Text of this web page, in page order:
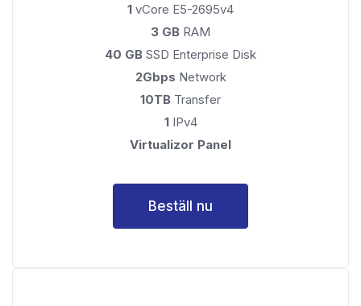
1 vCore E5-2695v4
3 GB RAM
40 GB SSD Enterprise Disk
2Gbps Network
10TB Transfer
1IPv4
Virtualizor Panel
Beställ nu